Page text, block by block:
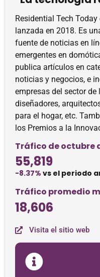
Residential Tech
lanzada en 2018. Es
fuente de noticias en
emergentes en
publica artículos en
noticias y negocios, e
empresas del sector
diseñadores,
para el hogar, etc.
los Premios a la
Tráfico de octubre
55,819
-8.37% vs el periodo
Tráfico promedio
18,606
Visita el sitio web